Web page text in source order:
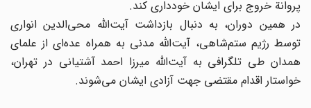
پروانة خروج برای ایشان خودداری کند.
در همین دوران، به دنبال بازداشت آیت‌الله محی‌الدین انواری
توسط رژیم ستم‌شاهی، آیت‌الله مدنی به همراه عده‌ای از علمای
همدان طی تلگرافی به آیت‌الله میرزا احمد آشتیانی در تهران،
خواستار اقدام مقتضی جهت آزادی ایشان می‌شوند.